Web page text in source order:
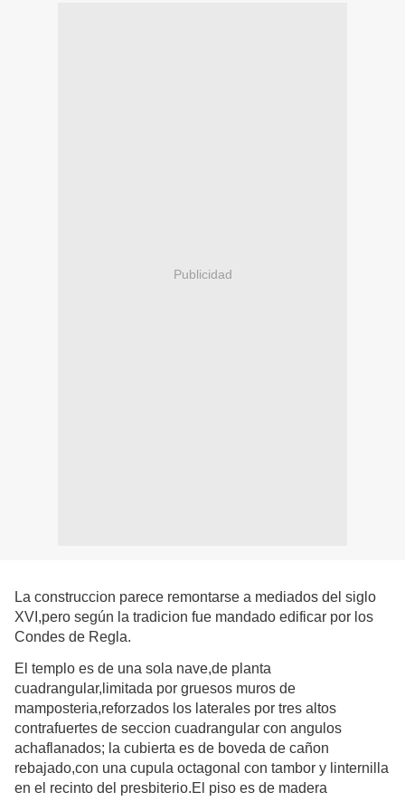
Publicidad
La construccion parece remontarse a mediados del siglo
XVI,pero según la tradicion fue mandado edificar por los
Condes de Regla.
El templo es de una sola nave,de planta
cuadrangular,limitada por gruesos muros de
mamposteria,reforzados los laterales por tres altos
contrafuertes de seccion cuadrangular con angulos
achaflanados; la cubierta es de boveda de cañon
rebajado,con una cupula octagonal con tambor y linternilla
en el recinto del presbiterio.El piso es de madera